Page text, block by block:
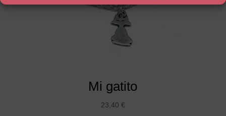
Mi gatito
23,40 €